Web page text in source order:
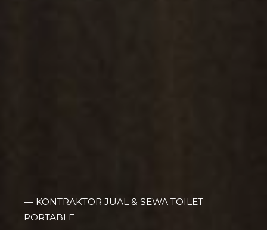
— KONTRAKTOR JUAL & SEWA TOILET
PORTABLE